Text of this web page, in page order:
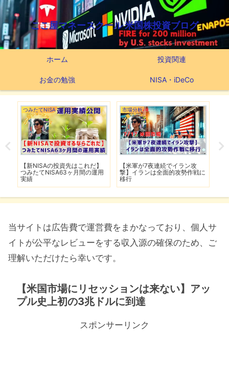
ここ屋マネースクール 米国株投資ブログ
ホーム 投資関連
お金の勉強 NISA・iDeCo
市場分析
【TSMC増益の神決算でも株価
下落】ネットフリックスの決算
は予想下回る
市場分析
【FRB高官がインフレ鈍化を歓
迎】銀行大手5行の好決算でシ
ーズン開幕
当サイトは広告費で運営費をまかなっており、個人サ
イトが公平なレビューをする収入源の確保のため、ご
理解いただけたら幸いです。
【米国市場にリセッションは来ない】アッ
プル史上初の3兆ドルに到達
スポンサーリンク